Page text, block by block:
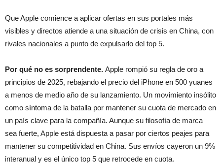
Que Apple comience a aplicar ofertas en sus portales más
visibles y directos atiende a una situación de crisis en China, con
rivales nacionales a punto de expulsarlo del top 5.
Por qué no es sorprendente. Apple rompió su regla de oro a
principios de 2025, rebajando el precio del iPhone en 500 yuanes
a menos de medio año de su lanzamiento. Un movimiento insólito
como síntoma de la batalla por mantener su cuota de mercado en
un país clave para la compañía. Aunque su filosofía de marca
sea fuerte, Apple está dispuesta a pasar por ciertos peajes para
mantener su competitividad en China. Sus envíos cayeron un 9%
interanual y es el único top 5 que retrocede en cuota.